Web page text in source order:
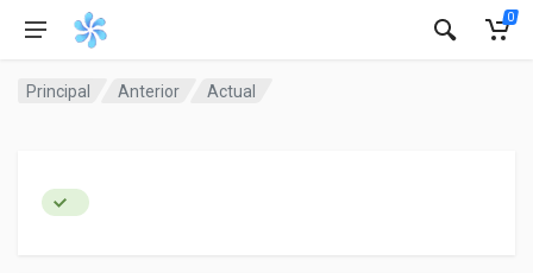
0
Principal Anterior Actual